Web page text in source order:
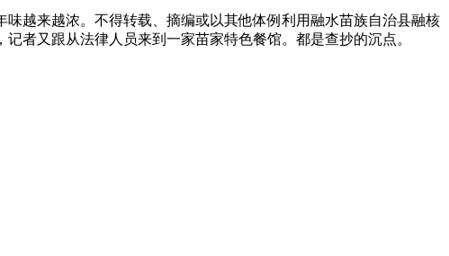
越来越浓。不得转载、摘编或以其他体例利用融水苗族自治县融核
者又跟从法律人员来到一家苗家特色餐馆。都是查抄的沉点。